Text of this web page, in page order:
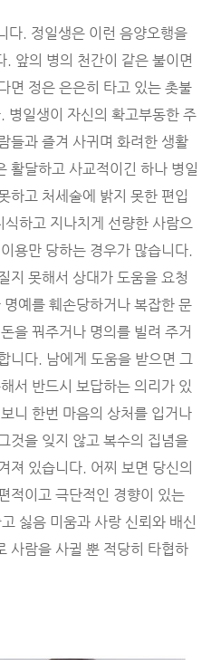
다. 정일생은 이런 음양오행을
앞의 병의 천간이 같은 불이면
면 정은 은은히 타고 있는 촛불
병일생이 자신의 확고부동한 주
들과 즐겨 사귀며 화려한 생활
활달하고 사교적이긴 하나 병일
하고 처세술에 밝지 못한 편입
하고 지나치게 선량한 사람으
용만 당하는 경우가 많습니다.
지 못해서 상대가 도움을 요청
예를 훼손당하거나 복잡한 문
을 꿔주거나 명의를 빌려 주거
니다. 남에게 도움을 받으면 그
서 반드시 보답하는 의리가 있
니 한번 마음의 상처를 입거나
것을 잊지 않고 복수의 집념을
져 있습니다. 어찌 보면 당신의
적이고 극단적인 경향이 있는
싫음 미움과 사랑 신뢰와 배신
사람을 사귈 뿐 적당히 타협하